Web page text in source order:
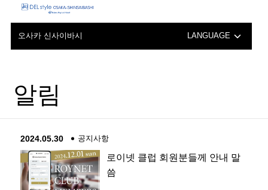
오사카 신사이바시 LANGUAGE
中文（簡体字）
中文（繁体字）
알림
2024.05.30 공지사항
로이넷 클럽 회원분들께 안내 말
씀